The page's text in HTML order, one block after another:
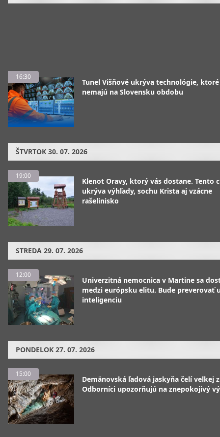
16:30
Tunel Višňové ukrýva technológie, ktoré
nemajú na Slovensku obdobu
ŠTVRTOK 30. 07. 2026
19:00
Klenot Oravy, ktorý vás dostane. Tento
ukrýva výhľady, sochu Krista aj vzácne
rašelinisko
STREDA 29. 07. 2026
12:00
Univerzitná nemocnica v Martine sa
medzi európsku elitu. Bude preverovať
inteligenciu
PONDELOK 27. 07. 2026
15:00
Demänovská ľadová jaskyňa čelí veľkej
Odborníci upozorňujú na znepokojivý